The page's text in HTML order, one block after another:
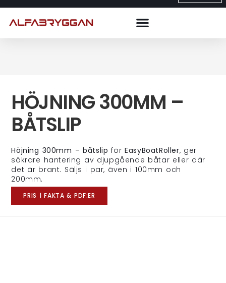
HÖJNING 300MM –
BÅTSLIP
Höjning 300mm – båtslip förEasyBoatRoller, ger
säkrare hantering av djupgående båtar eller där
det är brant. Säljs i par, även i 100mm och
200mm.
PRIS | FAKTA & PDF:ER